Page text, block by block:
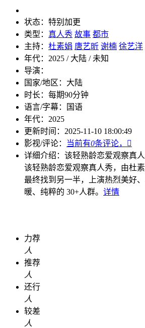
状态： 特别加更
类型： 真人秀 故事 都市
主持： 杜素娟 唐艺昕 谢楠 徐艺洋
年代： 2025 / 大陆 / 未知
导演：
国家/地区： 大陆
时长： 每期90分钟
语言/字幕：
国语
年代： 2025
更新时间： 2025-11-10 18:00:49
影视/评论：
当前有0条评论，

详细介绍： 该轻熟龄恋爱观察真
该轻熟龄恋爱观察真人秀，由杜
最终找到另一半，上演热烈美好
暖、纯粹的 30+人群。 详情
力荐
人
推荐
人
还行
人
较差
人